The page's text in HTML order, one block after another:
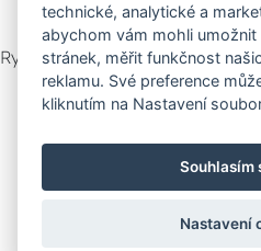
Rychlý kontakt
Zákaznický servis
technické, analytické a
abychom vám mohli
stránek, měřit funkčnost
reklamu. Své preference
kliknutím na Nastavení
Souhlasím
Nastavení